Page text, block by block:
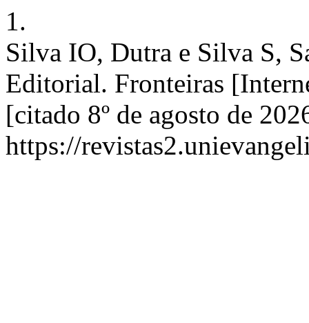
1.
Silva IO, Dutra e Silva S,
Editorial. Fronteiras
[citado 8º de agosto de
https://